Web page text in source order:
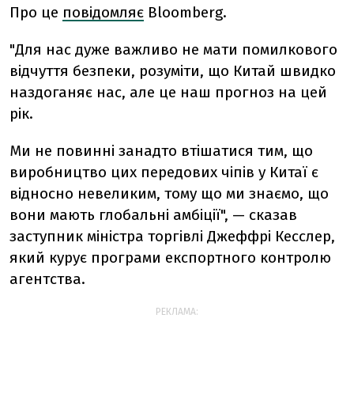
Про це повідомляє Bloomberg.
"Для нас дуже важливо не мати помилкового
відчуття безпеки, розуміти, що Китай швидко
наздоганяє нас, але це наш прогноз на цей
рік.
Ми не повинні занадто втішатися тим, що
виробництво цих передових чіпів у Китаї є
відносно невеликим, тому що ми знаємо, що
вони мають глобальні амбіції", — сказав
заступник міністра торгівлі Джеффрі Кесслер,
який курує програми експортного контролю
агентства.
РЕКЛАМА: